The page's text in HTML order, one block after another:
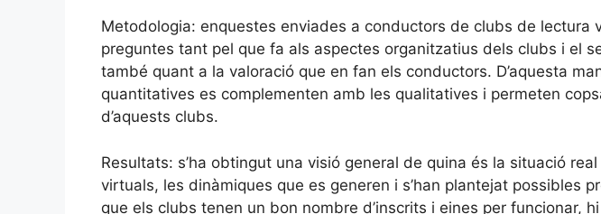
Metodologia: enquestes enviades a conductors de clubs de lectura
preguntes tant pel que fa als aspectes organitzatius dels clubs i el
també quant a la valoració que en fan els conductors. D’aquesta
quantitatives es complementen amb les qualitatives i permeten
d’aquests clubs.
Resultats: s’ha obtingut una visió general de quina és la situació
virtuals, les dinàmiques que es generen i s’han plantejat possibles
que els clubs tenen un bon nombre d’inscrits i eines per funcionar,